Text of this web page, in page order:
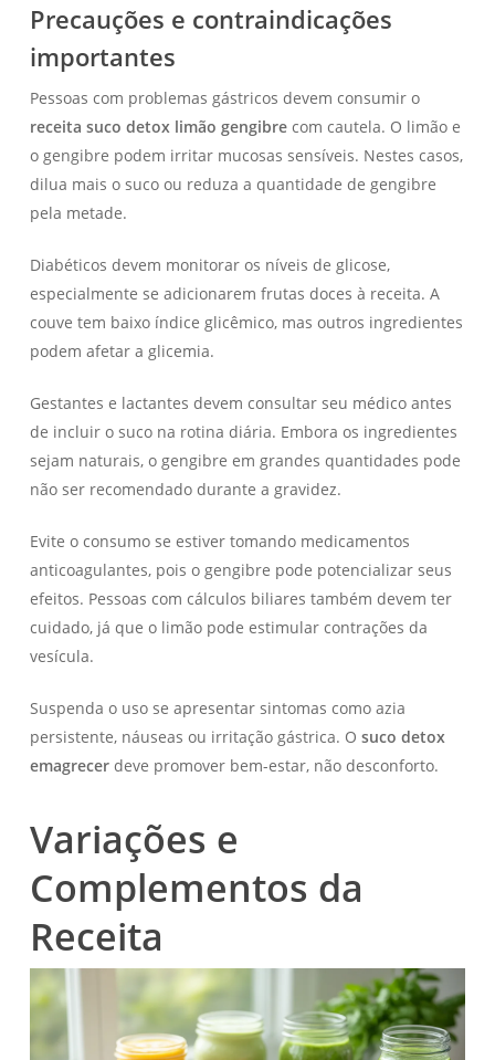
Precauções e contraindicações
importantes
Pessoas com problemas gástricos devem consumir o
receita suco detox limão gengibrecom cautela. O limão e
o gengibre podem irritar mucosas sensíveis. Nestes casos,
dilua mais o suco ou reduza a quantidade de gengibre
pela metade.
Diabéticos devem monitorar os níveis de glicose,
especialmente se adicionarem frutas doces à receita. A
couve tem baixo índice glicêmico, mas outros ingredientes
podem afetar a glicemia.
Gestantes e lactantes devem consultar seu médico antes
de incluir o suco na rotina diária. Embora os ingredientes
sejam naturais, o gengibre em grandes quantidades pode
não ser recomendado durante a gravidez.
Evite o consumo se estiver tomando medicamentos
anticoagulantes, pois o gengibre pode potencializar seus
efeitos. Pessoas com cálculos biliares também devem ter
cuidado, já que o limão pode estimular contrações da
vesícula.
Suspenda o uso se apresentar sintomas como azia
persistente, náuseas ou irritação gástrica. O suco detox
emagrecerdeve promover bem-estar, não desconforto.
Variações e
Complementos da
Receita